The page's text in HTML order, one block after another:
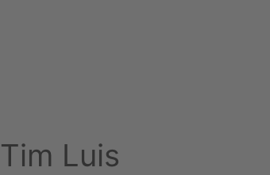
Tim Luis